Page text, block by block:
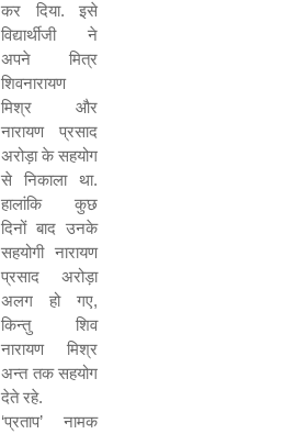
कर दिया. इसे
विद्यार्थीजी ने
अपने मित्र
शिवनारायण
मिश्र और
नारायण प्रसाद
अरोड़ा के सहयोग
से निकाला था.
हालांकि कुछ
दिनों बाद उनके
सहयोगी नारायण
प्रसाद अरोड़ा
अलग हो गए,
किन्तु शिव
नारायण मिश्र
अन्त तक सहयोग
देते रहे.
‘प्रताप’ नामक